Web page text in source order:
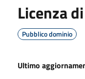
Licenza
Pubblico dominio
Ultimo